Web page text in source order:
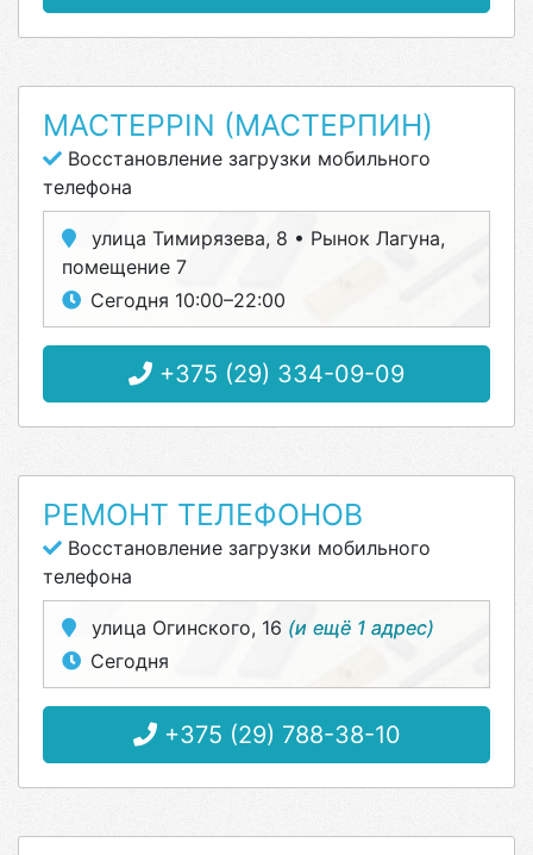
МАСТЕРPIN (МАСТЕРПИН)
Восстановление загрузки мобильного
телефона
улица Тимирязева, 8 • Рынок Лагуна,
помещение 7
Сегодня 10:00–22:00
+375 (29) 334-09-09
РЕМОНТ ТЕЛЕФОНОВ
Восстановление загрузки мобильного
телефона
улица Огинского, 16 (и ещё 1 адрес)
Сегодня
+375 (29) 788-38-10